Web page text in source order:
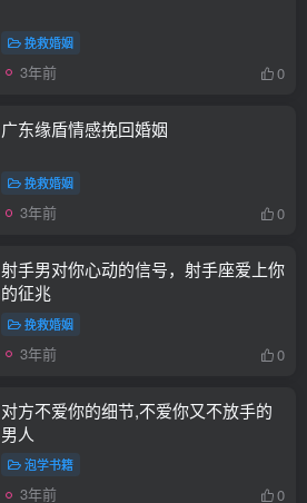
挽救婚姻
3年前 0
广东缘盾情感挽回婚姻
挽救婚姻
3年前 0
射手男对你心动的信号，射手座爱上你
的征兆
挽救婚姻
3年前 0
对方不爱你的细节,不爱你又不放手的
男人
泡学书籍
3年前 0